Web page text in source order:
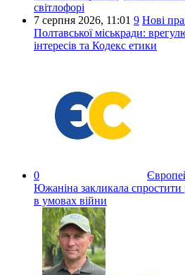
світлофорі
7 серпня 2026, 11:01 9 Нові
Полтавської міськради:
інтересів та Кодекс етики
0
Южаніна закликала спростити
в умовах війни